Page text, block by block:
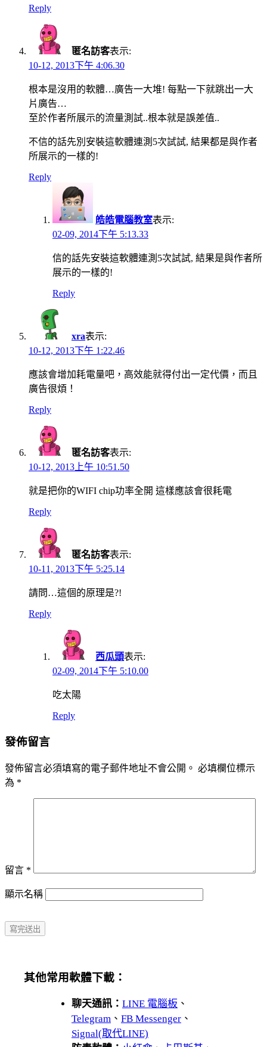
Reply
匿名訪客表示:
10-12, 2013下午 4:06.30
根本是沒用的軟體…廣告一大堆! 每點一下就跳出一大
片廣告…
至於作者所展示的流量測試..根本就是誤差值..
不信的話先別安裝這軟體連測5次試試, 結果都是與作者
所展示的一樣的!
Reply
皓皓電腦教室表示:
02-09, 2014下午 5:13.33
信的話先安裝這軟體連測5次試試, 結果是與作者所
展示的一樣的!
Reply
xra表示:
10-12, 2013下午 1:22.46
應該會增加耗電量吧，高效能就得付出一定代價，而且
廣告很煩！
Reply
匿名訪客表示:
10-12, 2013上午 10:51.50
就是把你的WIFI chip功率全開 這樣應該會很耗電
Reply
匿名訪客表示:
10-11, 2013下午 5:25.14
請問…這個的原理是?!
Reply
西瓜頭表示:
02-09, 2014下午 5:10.00
吃太陽
Reply
發佈留言
發佈留言必須填寫的電子郵件地址不會公開。 必填欄位標示
為 *
留言 *
顯示名稱
其他常用軟體下載：
聊天通訊： LINE 電腦板 、
Telegram 、 FB Messenger 、
Signal(取代LINE)